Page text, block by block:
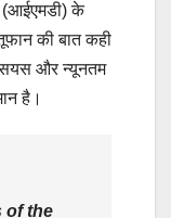
के
की बात कही
और न्यूनतम
है।
of the